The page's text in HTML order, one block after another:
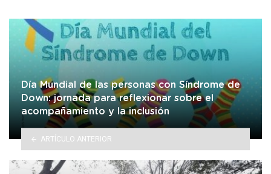
Día Mundial de las personas con Síndrome de
Down: jornada para reflexionar sobre el
acompañamiento y la inclusión
ARTÍCULO ANTERIOR